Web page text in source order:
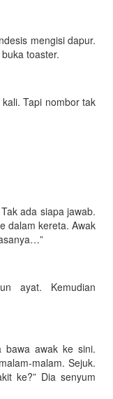
mengisi dapur.
toaster.
Tapi nombor tak
ada siapa jawab.
dalam kereta. Awak
ayat. Kemudian
bawa awak ke sini.
malam. Sejuk.
ke?” Dia senyum